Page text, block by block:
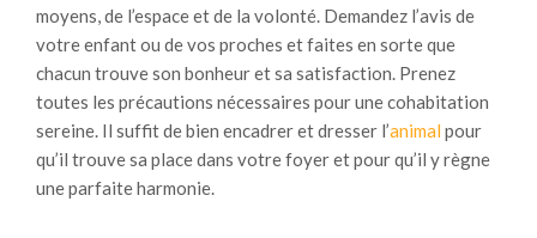
moyens, de l’espace et de la volonté. Demandez l’avis de
votre enfant ou de vos proches et faites en sorte que
chacun trouve son bonheur et sa satisfaction. Prenez
toutes les précautions nécessaires pour une cohabitation
sereine. Il suffit de bien encadrer et dresser l’animal pour
qu’il trouve sa place dans votre foyer et pour qu’il y règne
une parfaite harmonie.